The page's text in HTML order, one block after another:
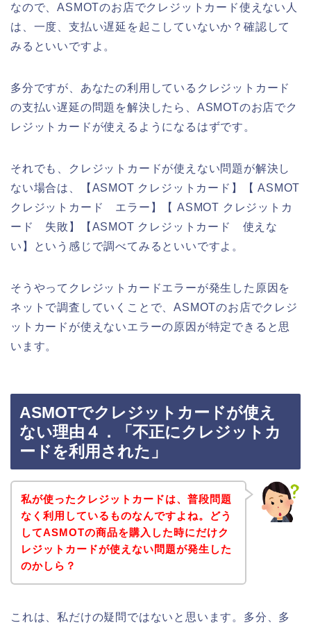
なので、ASMOTのお店でクレジットカード使えない人
は、一度、支払い遅延を起こしていないか？確認して
みるといいですよ。
多分ですが、あなたの利用しているクレジットカード
の支払い遅延の問題を解決したら、ASMOTのお店でク
レジットカードが使えるようになるはずです。
それでも、クレジットカードが使えない問題が解決し
ない場合は、【ASMOT クレジットカード】【 ASMOT
クレジットカード エラー】【 ASMOT クレジットカ
ード 失敗】【ASMOT クレジットカード 使えな
い】という感じで調べてみるといいですよ。
そうやってクレジットカードエラーが発生した原因を
ネットで調査していくことで、ASMOTのお店でクレジ
ットカードが使えないエラーの原因が特定できると思
います。
ASMOTでクレジットカードが使え
ない理由４．「不正にクレジットカ
ードを利用された」
私が使ったクレジットカードは、普段問題
なく利用しているものなんですよね。どう
してASMOTの商品を購入した時にだけク
レジットカードが使えない問題が発生した
のかしら？
これは、私だけの疑問ではないと思います。多分、多